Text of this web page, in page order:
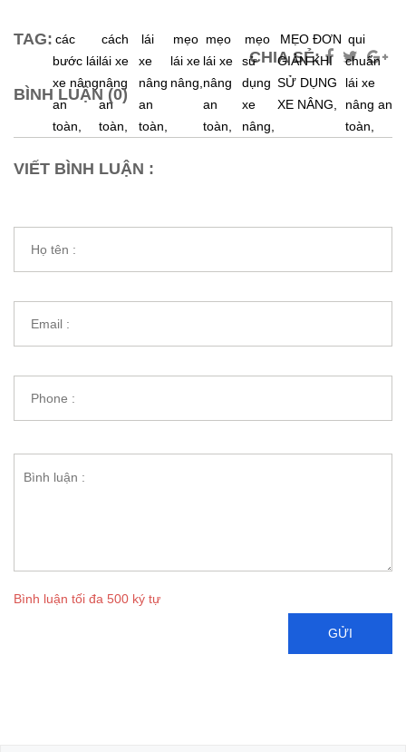
TAG: các
bước lái
xe nâng
an
toàn,
cách
lái xe
nâng
an
toàn,
lái
xe
nâng
an
toàn,
mẹo
lái xe
nâng,
mẹo
lái xe
nâng
an
toàn,
mẹo
sử
dụng
xe
nâng,
MẸO ĐƠN
GIẢN KHI
SỬ DỤNG
XE NÂNG,
qui
chuẩn
lái xe
nâng an
toàn,
CHIA SẺ:
BÌNH LUẬN (0)
VIẾT BÌNH LUẬN :
Bình luận tối đa 500 ký tự
GỬI